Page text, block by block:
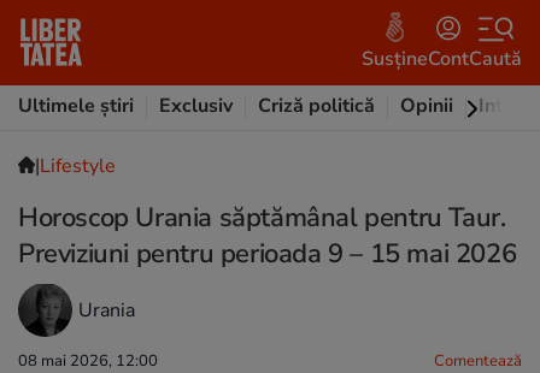
SusțineContCaută
Ultimele știri
Exclusiv Criză politică Opinii
|Lifestyle
Horoscop Urania săptămânal pentru Taur.
Previziuni pentru perioada 9 – 15 mai 2026
Urania
08 mai 2026, 12:00 Comentează